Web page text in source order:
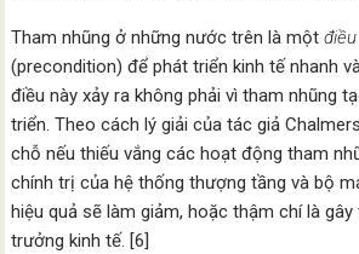
Tham nhũng ở những nước trên là một
(precondition) để phát triển kinh tế nhanh
điều này xảy ra không phải vì tham nhũng
triển. Theo cách lý giải của tác giả
chỗ nếu thiếu vắng các hoạt động tham
chính trị của hệ thống thượng tầng và bộ
hiệu quả sẽ làm giảm, hoặc thậm chí là
trưởng kinh tế. [6]